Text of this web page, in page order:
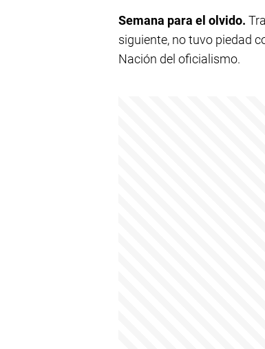
Semana para el olvido.
siguiente, no tuvo piedad
Nación del oficialismo.